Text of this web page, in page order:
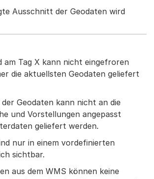
Ausschnitt der Geodaten wird
am Tag X kann nicht eingefroren
die aktuellsten Geodaten geliefert
Geodaten kann nicht an die
und Vorstellungen angepasst
geliefert werden.
nur in einem vordefinierten
sichtbar.
aus dem WMS können keine